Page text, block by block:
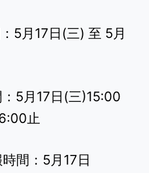
5月17日(三) 至 5月
5月17日(三)15:00
止
間：5月17日